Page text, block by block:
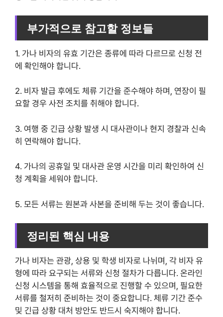
부가적으로 참고할 정보들
1. 가나 비자의 유효 기간은 종류에 따라 다르므로 신청 전
에 확인해야 합니다.
2. 비자 발급 후에도 체류 기간을 준수해야 하며, 연장이 필
요할 경우 사전 조치를 취해야 합니다.
3. 여행 중 긴급 상황 발생 시 대사관이나 현지 경찰과 신속
히 연락해야 합니다.
4. 가나의 공휴일 및 대사관 운영 시간을 미리 확인하여 신
청 계획을 세워야 합니다.
5. 모든 서류는 원본과 사본을 준비해 두는 것이 좋습니다.
정리된 핵심 내용
가나 비자는 관광, 상용 및 학생 비자로 나뉘며, 각 비자 유
형에 따라 요구되는 서류와 신청 절차가 다릅니다. 온라인
신청 시스템을 통해 효율적으로 진행할 수 있으며, 필요한
서류를 철저히 준비하는 것이 중요합니다. 체류 기간 준수
및 긴급 상황 대처 방안도 반드시 숙지해야 합니다.